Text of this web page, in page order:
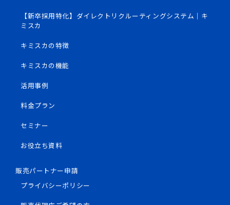
【新卒採用特化】ダイレクトリクルーティングシステム｜キ
ミスカ
キミスカの特徴
キミスカの機能
活用事例
料金プラン
セミナー
お役立ち資料
販売パートナー申請
プライバシーポリシー